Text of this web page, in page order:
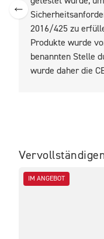
2016/425 zu
Produkte wurde
benannten Stelle
wurde daher die
IM ANGEBOT